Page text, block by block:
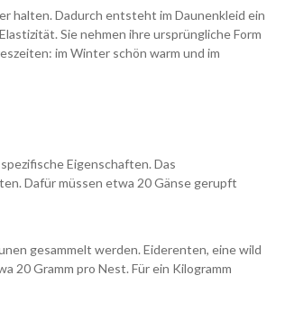
halten. Dadurch entsteht im Daunenkleid ein
Sie nehmen ihre ursprüngliche Form
im Winter schön warm und im
Eigenschaften. Das
Dafür müssen etwa 20 Gänse gerupft
gesammelt werden. Eiderenten, eine wild
20 Gramm pro Nest. Für ein Kilogramm